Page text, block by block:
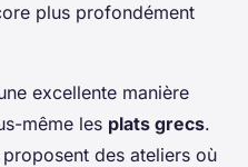
plus profondément
excellente manière
même les plats grecs.
des ateliers où